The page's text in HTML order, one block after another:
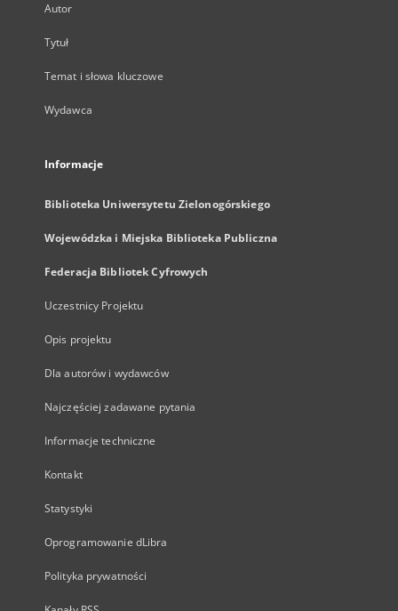
Autor
Tytuł
Temat i słowa kluczowe
Wydawca
Informacje
Biblioteka Uniwersytetu Zielonogórskiego
Wojewódzka i Miejska Biblioteka Publiczna
Federacja Bibliotek Cyfrowych
Uczestnicy Projektu
Opis projektu
Dla autorów i wydawców
Najczęściej zadawane pytania
Informacje techniczne
Kontakt
Statystyki
Oprogramowanie dLibra
Polityka prywatności